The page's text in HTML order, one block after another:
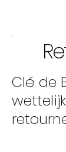
Clé de